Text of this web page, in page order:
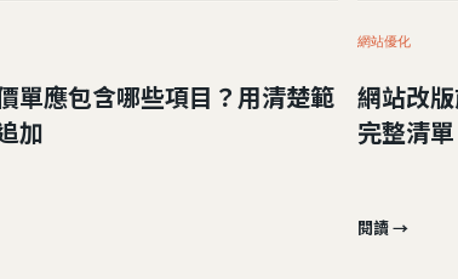
單應包含哪些項目？用清楚範
加
網站優化
網站改
完整清單
閱讀 →